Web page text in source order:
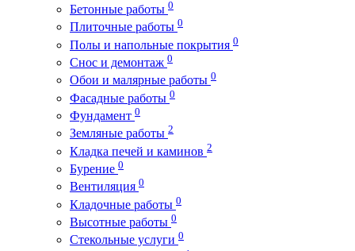
Бетонные работы 0
Плиточные работы 0
Полы и напольные покрытия 0
Снос и демонтаж 0
Обои и малярные работы 0
Фасадные работы 0
Фундамент 0
Земляные работы 2
Кладка печей и каминов 2
Бурение 0
Вентиляция 0
Кладочные работы 0
Высотные работы 0
Стекольные услуги 0